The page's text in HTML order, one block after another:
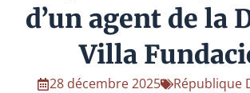
d’un agent de la
Villa
28 décembre 2025 République